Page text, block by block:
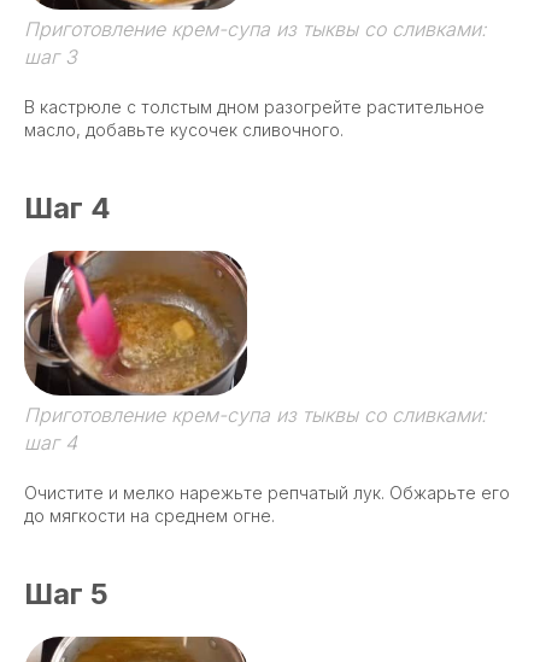
Приготовление крем-супа из тыквы со сливками:
шаг 3
В кастрюле с толстым дном разогрейте растительное
масло, добавьте кусочек сливочного.
Шаг 4
Приготовление крем-супа из тыквы со сливками:
шаг 4
Очистите и мелко нарежьте репчатый лук. Обжарьте его
до мягкости на среднем огне.
Шаг 5